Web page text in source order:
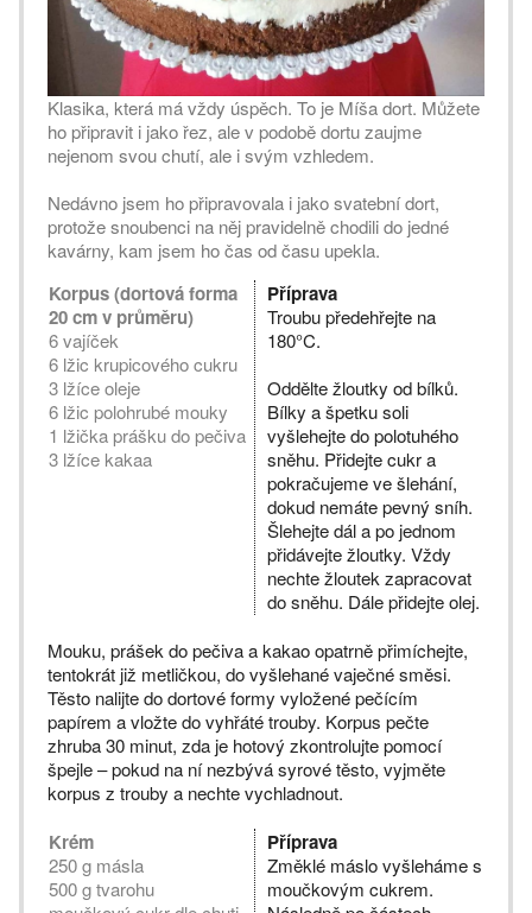
Klasika, která má vždy úspěch. To je Míša dort. Můžete
ho připravit i jako řez, ale v podobě dortu zaujme
nejenom svou chutí, ale i svým vzhledem.
Nedávno jsem ho připravovala i jako svatební dort,
protože snoubenci na něj pravidelně chodili do jedné
kavárny, kam jsem ho čas od času upekla.
Korpus (dortová forma
20 cm v průměru)
6 vajíček
6 lžic krupicového cukru
3 lžíce oleje
6 lžic polohrubé mouky
1 lžička prášku do pečiva
3 lžíce kakaa
Příprava
Troubu předehřejte na
180°C.
Oddělte žloutky od bílků.
Bílky a špetku soli
vyšlehejte do polotuhého
sněhu. Přidejte cukr a
pokračujeme ve šlehání,
dokud nemáte pevný sníh.
Šlehejte dál a po jednom
přidávejte žloutky. Vždy
nechte žloutek zapracovat
do sněhu. Dále přidejte olej.
Mouku, prášek do pečiva a kakao opatrně přimíchejte,
tentokrát již metličkou, do vyšlehané vaječné směsi.
Těsto nalijte do dortové formy vyložené pečícím
papírem a vložte do vyhřáté trouby. Korpus pečte
zhruba 30 minut, zda je hotový zkontrolujte pomocí
špejle – pokud na ní nezbývá syrové těsto, vyjměte
korpus z trouby a nechte vychladnout.
Krém
250 g másla
500 g tvarohu
Příprava
Změklé máslo vyšleháme s
moučkovým cukrem.